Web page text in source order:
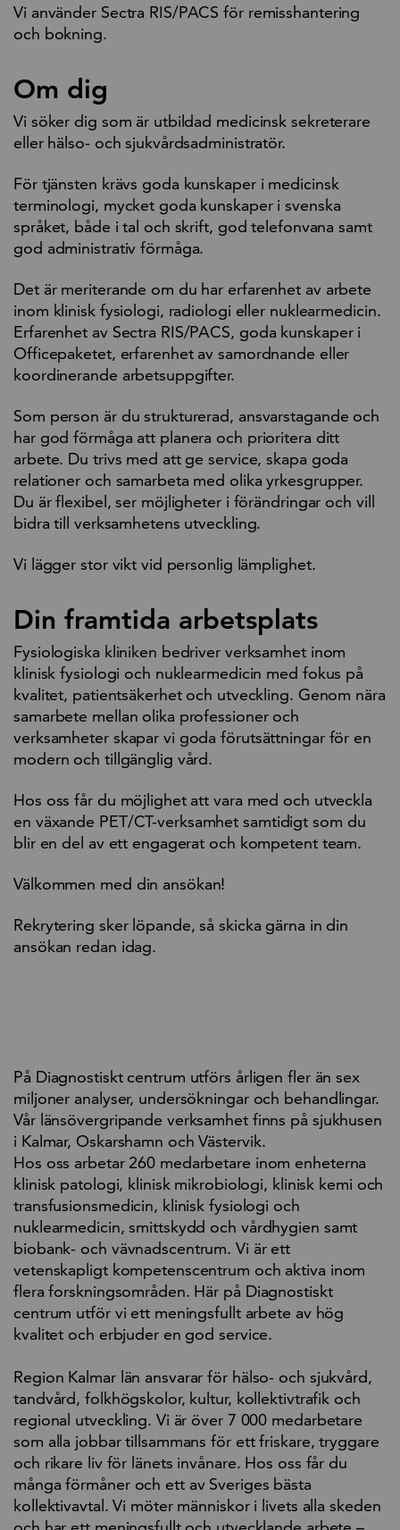
Vi använder Sectra RIS/PACS för remisshantering
och bokning.
Om dig
Vi söker dig som är utbildad medicinsk sekreterare
eller hälso- och sjukvårdsadministratör.
För tjänsten krävs goda kunskaper i medicinsk
terminologi, mycket goda kunskaper i svenska
språket, både i tal och skrift, god telefonvana samt
god administrativ förmåga.
Det är meriterande om du har erfarenhet av arbete
inom klinisk fysiologi, radiologi eller nuklearmedicin.
Erfarenhet av Sectra RIS/PACS, goda kunskaper i
Officepaketet, erfarenhet av samordnande eller
koordinerande arbetsuppgifter.
Som person är du strukturerad, ansvarstagande och
har god förmåga att planera och prioritera ditt
arbete. Du trivs med att ge service, skapa goda
relationer och samarbeta med olika yrkesgrupper.
Du är flexibel, ser möjligheter i förändringar och vill
bidra till verksamhetens utveckling.
Vi lägger stor vikt vid personlig lämplighet.
Din framtida arbetsplats
Fysiologiska kliniken bedriver verksamhet inom
klinisk fysiologi och nuklearmedicin med fokus på
kvalitet, patientsäkerhet och utveckling. Genom nära
samarbete mellan olika professioner och
verksamheter skapar vi goda förutsättningar för en
modern och tillgänglig vård.
Hos oss får du möjlighet att vara med och utveckla
en växande PET/CT-verksamhet samtidigt som du
blir en del av ett engagerat och kompetent team.
Välkommen med din ansökan!
Rekrytering sker löpande, så skicka gärna in din
ansökan redan idag.
På Diagnostiskt centrum utförs årligen fler än sex
miljoner analyser, undersökningar och behandlingar.
Vår länsövergripande verksamhet finns på sjukhusen
i Kalmar, Oskarshamn och Västervik.
Hos oss arbetar 260 medarbetare inom enheterna
klinisk patologi, klinisk mikrobiologi, klinisk kemi och
transfusionsmedicin, klinisk fysiologi och
nuklearmedicin, smittskydd och vårdhygien samt
biobank- och vävnadscentrum. Vi är ett
vetenskapligt kompetenscentrum och aktiva inom
flera forskningsområden. Här på Diagnostiskt
centrum utför vi ett meningsfullt arbete av hög
kvalitet och erbjuder en god service.
Region Kalmar län ansvarar för hälso- och sjukvård,
tandvård, folkhögskolor, kultur, kollektivtrafik och
regional utveckling. Vi är över 7 000 medarbetare
som alla jobbar tillsammans för ett friskare, tryggare
och rikare liv för länets invånare. Hos oss får du
många förmåner och ett av Sveriges bästa
kollektivavtal. Vi möter människor i livets alla skeden